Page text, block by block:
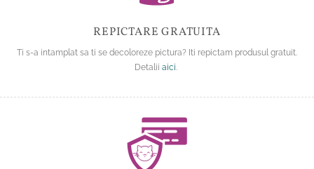
REPICTARE GRATUITA
Ti s-a intamplat sa ti se decoloreze pictura? Iti repictam produsul gratuit.
Detalii aici